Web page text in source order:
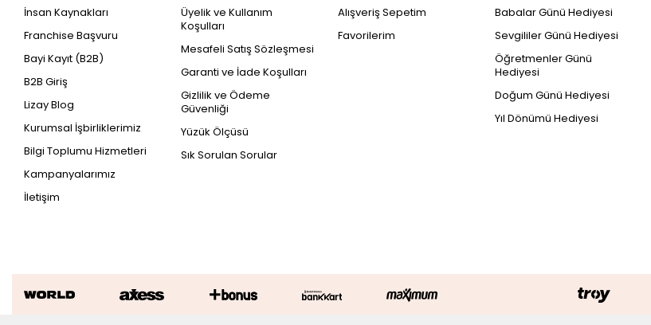
İnsan Kaynakları
Franchise Başvuru
Bayi Kayıt (B2B)
B2B Giriş
Lizay Blog
Kurumsal İşbirliklerimiz
Bilgi Toplumu Hizmetleri
Kampanyalarımız
İletişim
Üyelik ve Kullanım
Koşulları
Mesafeli Satış Sözleşmesi
Garanti ve İade Koşulları
Gizlilik ve Ödeme
Güvenliği
Yüzük Ölçüsü
Sık Sorulan Sorular
Alışveriş Sepetim
Favorilerim
Babalar Günü Hediyesi
Sevgililer Günü Hediyesi
Öğretmenler Günü
Hediyesi
Doğum Günü Hediyesi
Yıl Dönümü Hediyesi